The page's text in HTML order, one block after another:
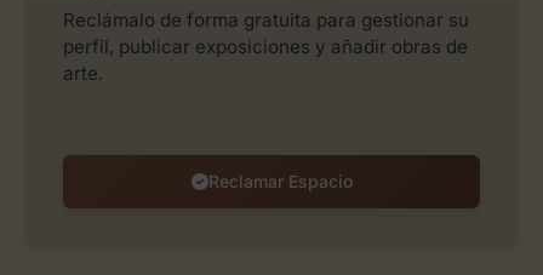
Reclámalo de forma gratuita para gestionar su
perfil, publicar exposiciones y añadir obras de
arte.
Reclamar Espacio